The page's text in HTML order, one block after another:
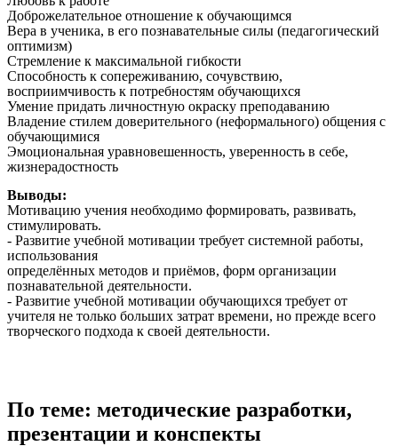
Доброжелательное отношение к обучающимся
Вера в ученика, в его познавательные силы (педагогический
оптимизм)
Стремление к максимальной гибкости
Способность к сопереживанию, сочувствию,
восприимчивость к потребностям обучающихся
Умение придать личностную окраску преподаванию
Владение стилем доверительного (неформального) общения с
обучающимися
Эмоциональная уравновешенность, уверенность в себе,
жизнерадостность
Выводы:
Мотивацию учения необходимо формировать, развивать,
стимулировать.
- Развитие учебной мотивации требует системной работы,
использования
определённых методов и приёмов, форм организации
познавательной деятельности.
- Развитие учебной мотивации обучающихся требует от
учителя не только больших затрат времени, но прежде всего
творческого подхода к своей деятельности.
По теме: методические разработки,
презентации и конспекты